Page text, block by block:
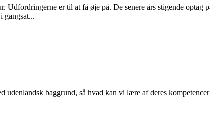
er til at få øje på. De senere års stigende optag
gangsat...
baggrund, så hvad kan vi lære af deres